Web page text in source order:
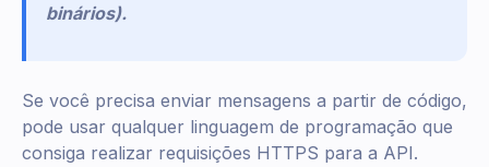
binários).
Se você precisa enviar mensagens a partir de código,
pode usar qualquer linguagem de programação que
consiga realizar requisições HTTPS para a API.